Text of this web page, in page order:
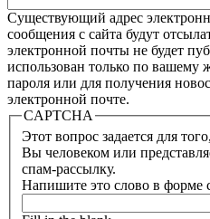
Существующий адрес
сообщения с сайта будут
электронной почты не будет
использован только по вашему
пароля или для получения
электронной почте.
CAPTCHA
Этот вопрос задается для
Вы человеком или
спам-рассылку.
Напишите это слово в форме